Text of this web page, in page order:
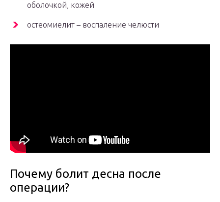
оболочкой, кожей
остеомиелит – воспаление челюсти
Почему болит десна после
операции?